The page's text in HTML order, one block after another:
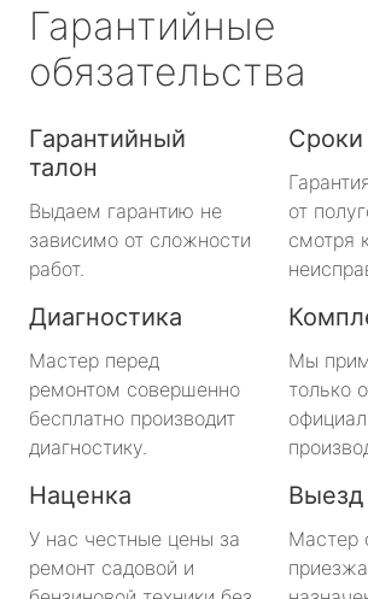
Гарантийные
обязательства
Гарантийный
талон
Выдаем гарантию не
зависимо от сложности
работ.
Сроки
от
смотря
Диагностика
Мастер перед
ремонтом совершенно
бесплатно производит
диагностику.
Мы
только
Наценка
У нас честные цены за
ремонт садовой и
Выезд
Мастер